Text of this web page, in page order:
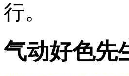
行。
气动好色先